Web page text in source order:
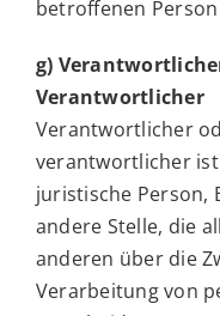
betroffenen
g)
Verantwortlicher
Verantwortlicher
verantwortlicher
juristische Person,
andere Stelle, die
anderen über die
Verarbeitung von